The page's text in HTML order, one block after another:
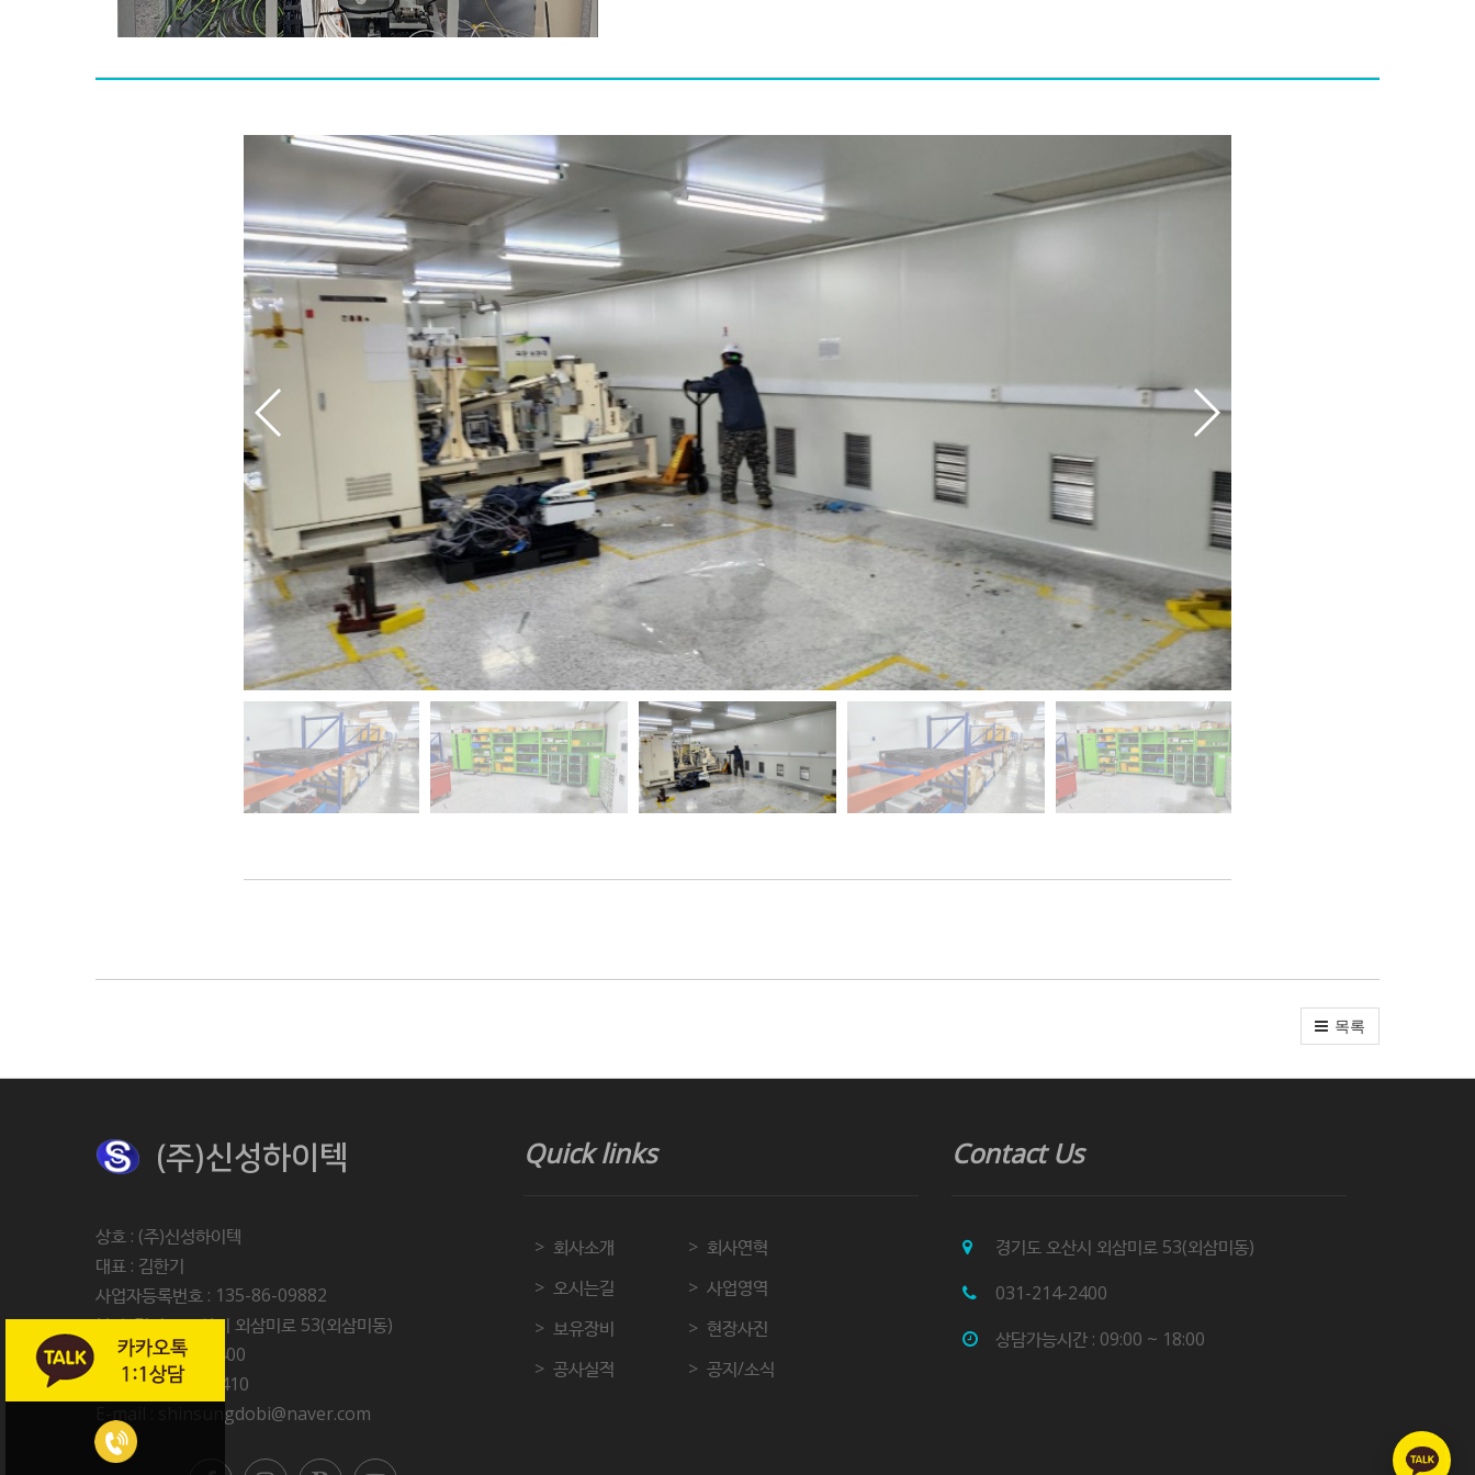
목록
(주)신성하이텍
상호 : (주)신성하이텍
대표 : 김한기
사업자등록번호 : 135-86-09882
본사 :경기도 오산시 외삼미로 53(외삼미동)
Tel : 031-214-2400
FAX : 031-214-2410
E-mail : shinsungdobi@naver.com
Quick links
회사소개
회사연혁
오시는길
사업영역
보유장비
현장사진
공사실적
공지/소식
Contact Us
경기도 오산시 외삼미로 53(외삼미동)
031-214-2400
상담가능시간 : 09:00 ~ 18:00